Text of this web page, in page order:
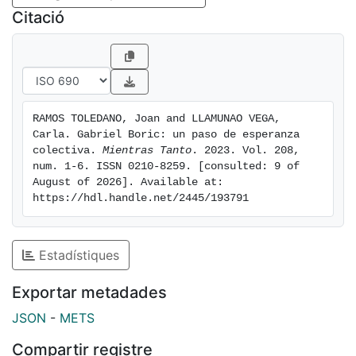
movimientos novedosos en la izquierda, sumado a la
izquierda más tradicional (algo así como lo que en
España ha resultado ser Unidas Podemos). Una
opción, por tanto, de poner límite por una vez a un
Estado que, como el chileno, ha basado su estabilidad
desigualdad, en una negación de sus pueblos
originarios, en una protección a ultranza de la
propiedad y en un racismo y machismo
institucionalizado que, en gran parte, provocaron el
estallido social de 2019 (de aquellos polvos, estos
lodos...).
Citació
RAMOS TOLEDANO, Joan and LLAMUNAO VEGA,
Carla. Gabriel Boric: un paso de esperanza
colectiva. Mientras Tanto . 2023. Vol. 208,
num. 1-6. ISSN 0210-8259. [consulted: 9 of
August of 2026]. Available at:
https://hdl.handle.net/2445/193791
Estadístiques
Exportar metadades
JSON - METS
Compartir registre